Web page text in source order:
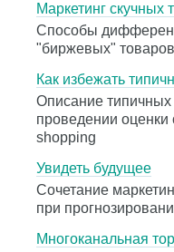
Маркетинг скучных
Способы
"биржевых" товаров
Как избежать
Описание
проведении
shopping
Увидеть будущее
Сочетание
при
Многоканальная